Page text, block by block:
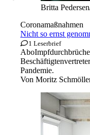
Britta
Coronamaßnahmen
Nicht so ernst
1 Leserbrief
Abo
Pandemie.
Von Moritz